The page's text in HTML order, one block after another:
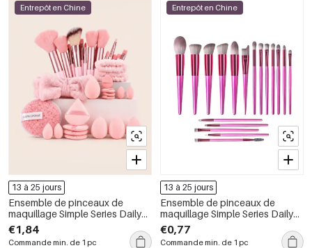
Entrepôt en Chine
13 à 25 jours
Ensemble de pinceaux de
maquillage Simple Series Daily
Solid Color
€1,84
Commande min. de 1 pc
Entrepôt en Chine
13 à 25 jours
Ensemble de pinceaux de
maquillage Simple Series Daily
Solid Color Gradient Color
€0,77
Commande min. de 1 pc